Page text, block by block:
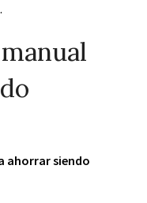
ahorrar siendo